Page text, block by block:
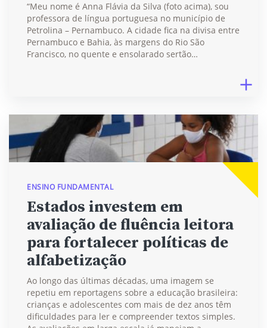
“Meu nome é Anna Flávia da Silva (foto acima), sou
professora de língua portuguesa no município de
Petrolina – Pernambuco. A cidade fica na divisa entre
Pernambuco e Bahia, às margens do Rio São
Francisco, no quente e ensolarado sertão…
ENSINO FUNDAMENTAL
Estados investem em
avaliação de fluência leitora
para fortalecer políticas de
alfabetização
Ao longo das últimas décadas, uma imagem se
repetiu em reportagens sobre a educação brasileira:
crianças e adolescentes com mais de dez anos têm
dificuldades para ler e compreender textos simples.